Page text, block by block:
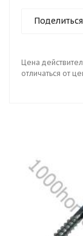
Поделиться
Цена
отличаться от